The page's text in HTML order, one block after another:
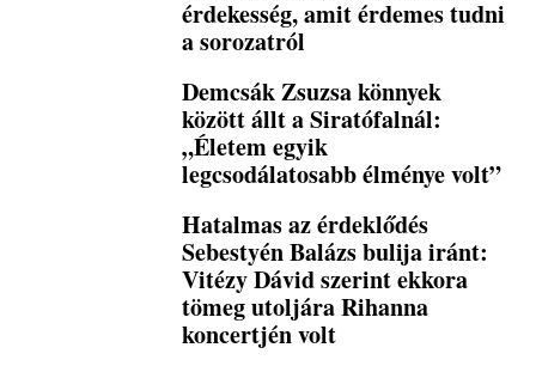
érdekesség, amit érdemes tudni
a sorozatról
Demcsák Zsuzsa könnyek
között állt a Siratófalnál:
„Életem egyik
legcsodálatosabb élménye volt”
Hatalmas az érdeklődés
Sebestyén Balázs bulija iránt:
Vitézy Dávid szerint ekkora
tömeg utoljára Rihanna
koncertjén volt